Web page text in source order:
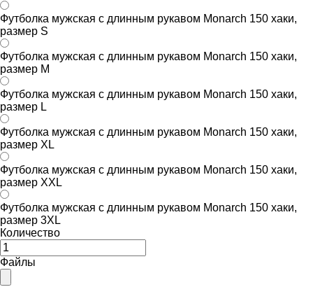
Футболка мужская с длинным рукавом Monarch 150 хаки,
размер S
Футболка мужская с длинным рукавом Monarch 150 хаки,
размер M
Футболка мужская с длинным рукавом Monarch 150 хаки,
размер L
Футболка мужская с длинным рукавом Monarch 150 хаки,
размер XL
Футболка мужская с длинным рукавом Monarch 150 хаки,
размер XXL
Футболка мужская с длинным рукавом Monarch 150 хаки,
размер 3XL
Количество
Файлы